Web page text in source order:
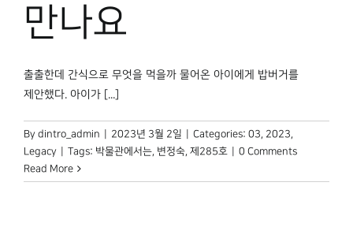
만나요
출출한데 간식으로 무엇을 먹을까 물어온 아이에게 밥버거를
제안했다. 아이가 [...]
By dintro_admin 2023년 3월 2일 Categories: 03, 2023,
Legacy
Tags: 박물관에서는, 변정숙, 제285호
0 Comments
Read More